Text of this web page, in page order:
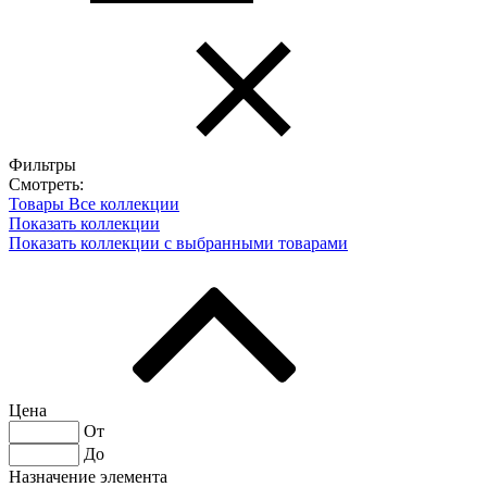
Фильтры
Смотреть:
Товары Все коллекции
Показать коллекции
Показать коллекции с выбранными товарами
Цена
От
До
Назначение элемента